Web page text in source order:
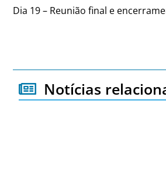
Dia 19 – Reunião final e
Notícias